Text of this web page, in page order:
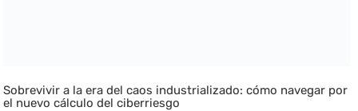
Sobrevivir a la era del caos industrializado: cómo navegar por
el nuevo cálculo del ciberriesgo